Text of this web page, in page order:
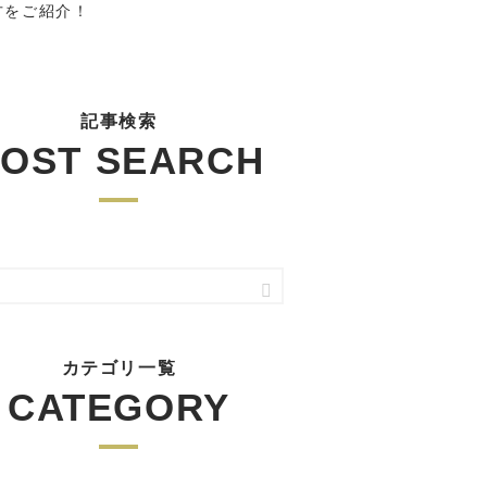
ご紹介！
記事検索
SEARCH
カテゴリ一覧
CATEGORY